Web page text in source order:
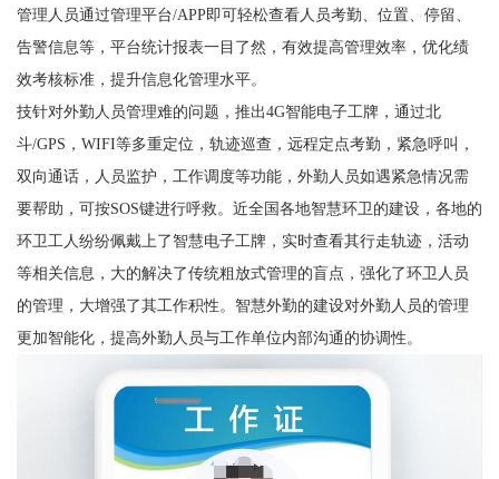
管理人员通过管理平台/APP即可轻松查看人员考勤、位置、停留、
告警信息等，平台统计报表一目了然，有效提高管理效率，优化绩
效考核标准，提升信息化管理水平。
技针对外勤人员管理难的问题，推出4G智能电子工牌，通过北
斗/GPS，WIFI等多重定位，轨迹巡查，远程定点考勤，紧急呼叫，
双向通话，人员监护，工作调度等功能，外勤人员如遇紧急情况需
要帮助，可按SOS键进行呼救。近全国各地智慧环卫的建设，各地的
环卫工人纷纷佩戴上了智慧电子工牌，实时查看其行走轨迹，活动
等相关信息，大的解决了传统粗放式管理的盲点，强化了环卫人员
的管理，大增强了其工作积性。智慧外勤的建设对外勤人员的管理
更加智能化，提高外勤人员与工作单位内部沟通的协调性。